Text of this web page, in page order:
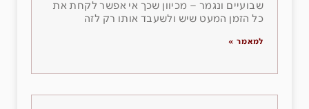
שבועיים ונגמר – מכיוון שכך אי אפשר לקחת את
כל הזמן המעט שיש ולשעבד אותו רק לזה
למאמר »